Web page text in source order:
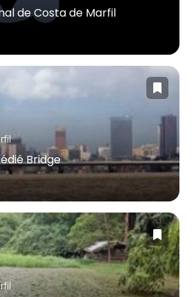
de Costa de Marfil
Bridge